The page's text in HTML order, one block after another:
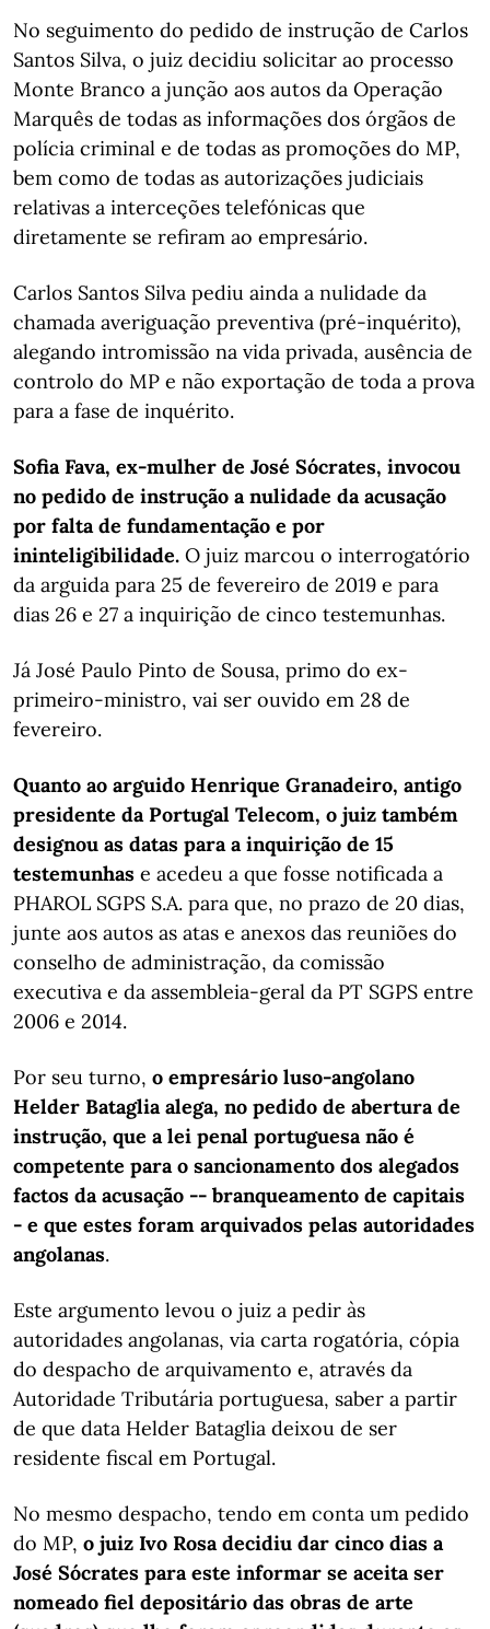
No seguimento do pedido de instrução de Carlos
Santos Silva, o juiz decidiu solicitar ao processo
Monte Branco a junção aos autos da Operação
Marquês de todas as informações dos órgãos de
polícia criminal e de todas as promoções do MP,
bem como de todas as autorizações judiciais
relativas a interceções telefónicas que
diretamente se refiram ao empresário.
Carlos Santos Silva pediu ainda a nulidade da
chamada averiguação preventiva (pré-inquérito),
alegando intromissão na vida privada, ausência de
controlo do MP e não exportação de toda a prova
para a fase de inquérito.
Sofia Fava, ex-mulher de José Sócrates, invocou
no pedido de instrução a nulidade da acusação
por falta de fundamentação e por
ininteligibilidade. O juiz marcou o interrogatório
da arguida para 25 de fevereiro de 2019 e para
dias 26 e 27 a inquirição de cinco testemunhas.
Já José Paulo Pinto de Sousa, primo do ex-
primeiro-ministro, vai ser ouvido em 28 de
fevereiro.
Quanto ao arguido Henrique Granadeiro, antigo
presidente da Portugal Telecom, o juiz também
designou as datas para a inquirição de 15
testemunhas e acedeu a que fosse notificada a
PHAROL SGPS S.A. para que, no prazo de 20 dias,
junte aos autos as atas e anexos das reuniões do
conselho de administração, da comissão
executiva e da assembleia-geral da PT SGPS entre
2006 e 2014.
Por seu turno, o empresário luso-angolano
Helder Bataglia alega, no pedido de abertura de
instrução, que a lei penal portuguesa não é
competente para o sancionamento dos alegados
factos da acusação -- branqueamento de capitais
- e que estes foram arquivados pelas autoridades
angolanas.
Este argumento levou o juiz a pedir às
autoridades angolanas, via carta rogatória, cópia
do despacho de arquivamento e, através da
Autoridade Tributária portuguesa, saber a partir
de que data Helder Bataglia deixou de ser
residente fiscal em Portugal.
No mesmo despacho, tendo em conta um pedido
do MP, o juiz Ivo Rosa decidiu dar cinco dias a
José Sócrates para este informar se aceita ser
nomeado fiel depositário das obras de arte